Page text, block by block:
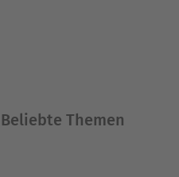
Beliebte Themen